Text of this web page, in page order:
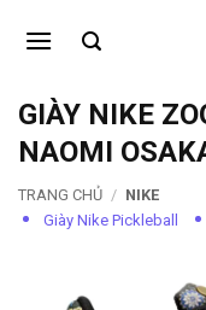
qua
dungGIÀY NIKE
NAOMI
TRANG CHỦ / NIKE
Giày Nike Pickleball